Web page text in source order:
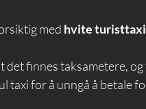
med hvite
det finnes taksametere,
taxi for å unngå å betale